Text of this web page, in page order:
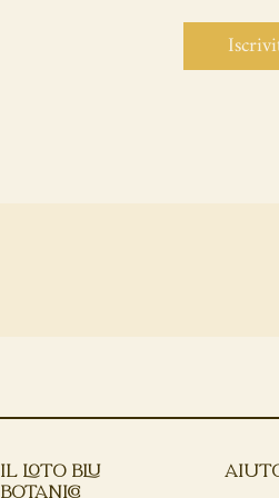
IL LOTO BLU
BOTANICO